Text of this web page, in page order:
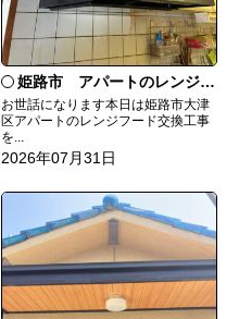
姫路市 アパートのレンジフード交換
お世話になります本日は姫路市大津
区アパートのレンジフード交換工事
を...
2026年07月31日